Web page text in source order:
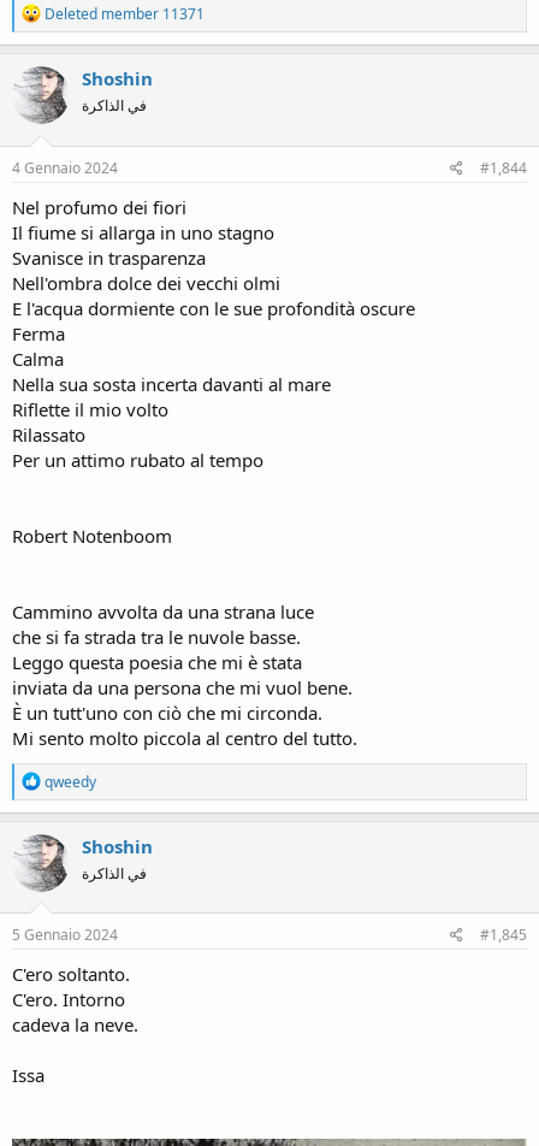
R
e
a
c
t
i
o
n
s
Deleted member 11371
Shoshin
في الذاكرة
4 Gennaio 2024 #1,844
Nel profumo dei fiori
Il fiume si allarga in uno stagno
Svanisce in trasparenza
Nell'ombra dolce dei vecchi olmi
E l'acqua dormiente con le sue profondità oscure
Ferma
Calma
Nella sua sosta incerta davanti al mare
Riflette il mio volto
Rilassato
Per un attimo rubato al tempo
Robert Notenboom
Cammino avvolta da una strana luce
che si fa strada tra le nuvole basse.
Leggo questa poesia che mi è stata
inviata da una persona che mi vuol bene.
È un tutt'uno con ciò che mi circonda.
Mi sento molto piccola al centro del tutto.
R
e
a
c
t
i
o
n
s
qweedy
Shoshin
في الذاكرة
5 Gennaio 2024 #1,845
C'ero soltanto.
C'ero. Intorno
cadeva la neve.
Issa